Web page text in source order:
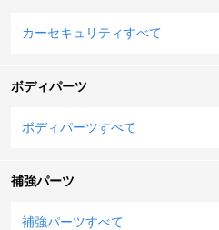
カーセキュリティすべて
ボディパーツ
ボディパーツすべて
補強パーツ
補強パーツすべて